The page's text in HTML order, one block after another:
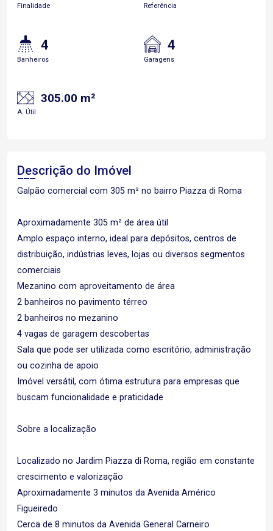
Finalidade Referência
4
Banheiros
4
Garagens
305.00 m²
A. Útil
Descrição do Imóvel
Galpão comercial com 305 m² no bairro Piazza di Roma
Aproximadamente 305 m² de área útil
Amplo espaço interno, ideal para depósitos, centros de
distribuição, indústrias leves, lojas ou diversos segmentos
comerciais
Mezanino com aproveitamento de área
2 banheiros no pavimento térreo
2 banheiros no mezanino
4 vagas de garagem descobertas
Sala que pode ser utilizada como escritório, administração
ou cozinha de apoio
Imóvel versátil, com ótima estrutura para empresas que
buscam funcionalidade e praticidade
Sobre a localização
Localizado no Jardim Piazza di Roma, região em constante
crescimento e valorização
Aproximadamente 3 minutos da Avenida Américo
Figueiredo
Cerca de 8 minutos da Avenida General Carneiro